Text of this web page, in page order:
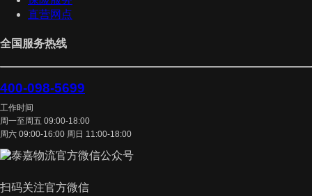
直营网点
全国服务热线
400-098-5699
工作时间
周一至周五 09:00-18:00
周六 09:00-16:00 周日 11:00-18:00
扫码关注官方微信